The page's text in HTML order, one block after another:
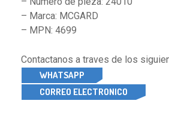
– Marca: MCGARD
– MPN: 4699
Contactanos a traves de los
WHATSAPP
CORREO ELECTRONICO